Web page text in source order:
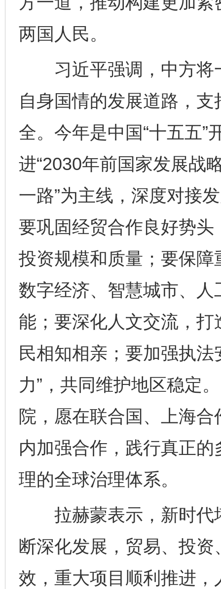
两国人民。
习近平强调，中方将
自身国情的发展道路，
全。今年是中国“十五五”
进“2030年前国家发展战
一路”为主线，深度对接
要巩固经贸合作良好势
投资规模和质量；要保
数字经济、智慧城市、
能；要深化人文交流，
民相知相亲；要加强执
力”，共同维护地区稳定
院，愿在联合国、上海
内加强合作，践行真正
理的全球治理体系。
拉赫蒙表示，新时代
断深化发展，贸易、投
效，重大项目顺利推进